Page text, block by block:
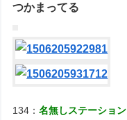
つかまってる
134：名無しステーション